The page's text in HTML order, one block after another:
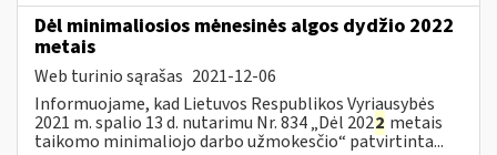
Dėl minimaliosios mėnesinės algos dydžio 2022
metais
Web turinio sąrašas 2021-12-06
Informuojame, kad Lietuvos Respublikos Vyriausybės
2021 m. spalio 13 d. nutarimu Nr. 834 „Dėl 2022 metais
taikomo minimaliojo darbo užmokesčio“ patvirtinta...